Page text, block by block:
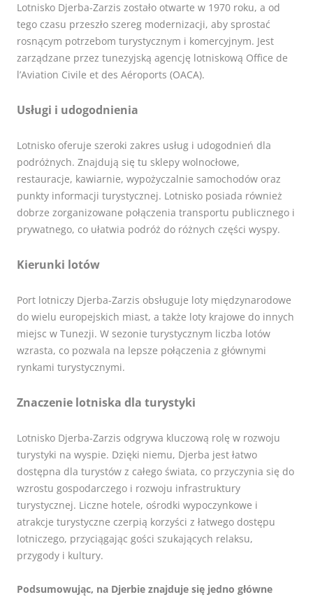
Lotnisko Djerba-Zarzis zostało otwarte w 1970 roku, a od
tego czasu przeszło szereg modernizacji, aby sprostać
rosnącym potrzebom turystycznym i komercyjnym. Jest
zarządzane przez tunezyjską agencję lotniskową Office de
l’Aviation Civile et des Aéroports (OACA).
Usługi i udogodnienia
Lotnisko oferuje szeroki zakres usług i udogodnień dla
podróżnych. Znajdują się tu sklepy wolnocłowe,
restauracje, kawiarnie, wypożyczalnie samochodów oraz
punkty informacji turystycznej. Lotnisko posiada również
dobrze zorganizowane połączenia transportu publicznego i
prywatnego, co ułatwia podróż do różnych części wyspy.
Kierunki lotów
Port lotniczy Djerba-Zarzis obsługuje loty międzynarodowe
do wielu europejskich miast, a także loty krajowe do innych
miejsc w Tunezji. W sezonie turystycznym liczba lotów
wzrasta, co pozwala na lepsze połączenia z głównymi
rynkami turystycznymi.
Znaczenie lotniska dla turystyki
Lotnisko Djerba-Zarzis odgrywa kluczową rolę w rozwoju
turystyki na wyspie. Dzięki niemu, Djerba jest łatwo
dostępna dla turystów z całego świata, co przyczynia się do
wzrostu gospodarczego i rozwoju infrastruktury
turystycznej. Liczne hotele, ośrodki wypoczynkowe i
atrakcje turystyczne czerpią korzyści z łatwego dostępu
lotniczego, przyciągając gości szukających relaksu,
przygody i kultury.
Podsumowując, na Djerbie znajduje się jedno główne